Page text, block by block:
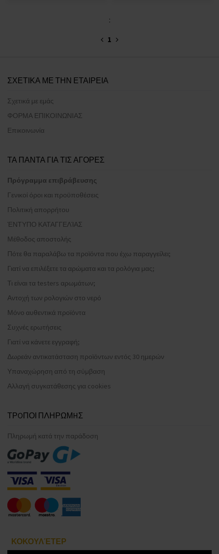
:
1
ΣΧΕΤΙΚΑ ΜΕ ΤΗΝ ΕΤΑΙΡΕΙΑ
Σχετικά με εμάς
ΦΟΡΜΑ ΕΠΙΚΟΙΝΩΝΙΑΣ
Επικοινωνία
ΤΑ ΠΑΝΤΑ ΓΙΑ ΤΙΣ ΑΓΟΡΕΣ
Πρόγραμμα επιβράβευσης
Γενικοί όροι και προϋποθέσεις
Πολιτική απορρήτου
ΈΝΤΥΠΟ ΚΑΤΑΓΓΕΛΊΑΣ
Μέθοδος αποστολής
Πότε θα παραλάβω τα προϊόντα που έχω παραγγείλει;
Γιατί να επιλέξετε τα αρώματα και τα ρολόγια μας;
Τι είναι τα testers αρωμάτων;
Αντοχή των ρολογιών στο νερό
Μόνο αυθεντικά προϊόντα
Συχνές ερωτήσεις
Γιατί να κάνετε εγγραφή;
Δωρεάν αντικατάσταση προϊόντων εντός 30 ημερών
Υπαναχώρηση από τη σύμβαση
Αλλαγή συγκατάθεσης για cookies
ΤΡOΠΟΙ ΠΛΗΡΩΜHΣ
Πληρωμή κατά την παράδοση
ΚΟΚΟΥΛΈΤΕΡ